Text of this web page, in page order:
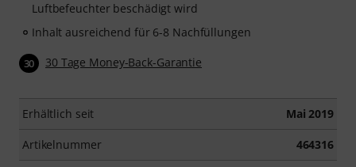
Luftbefeuchter beschädigt wird
Inhalt ausreichend für 6-8 Nachfüllungen
30 30 Tage Money-Back-Garantie
Erhältlich seit Mai 2019
Artikelnummer 464316